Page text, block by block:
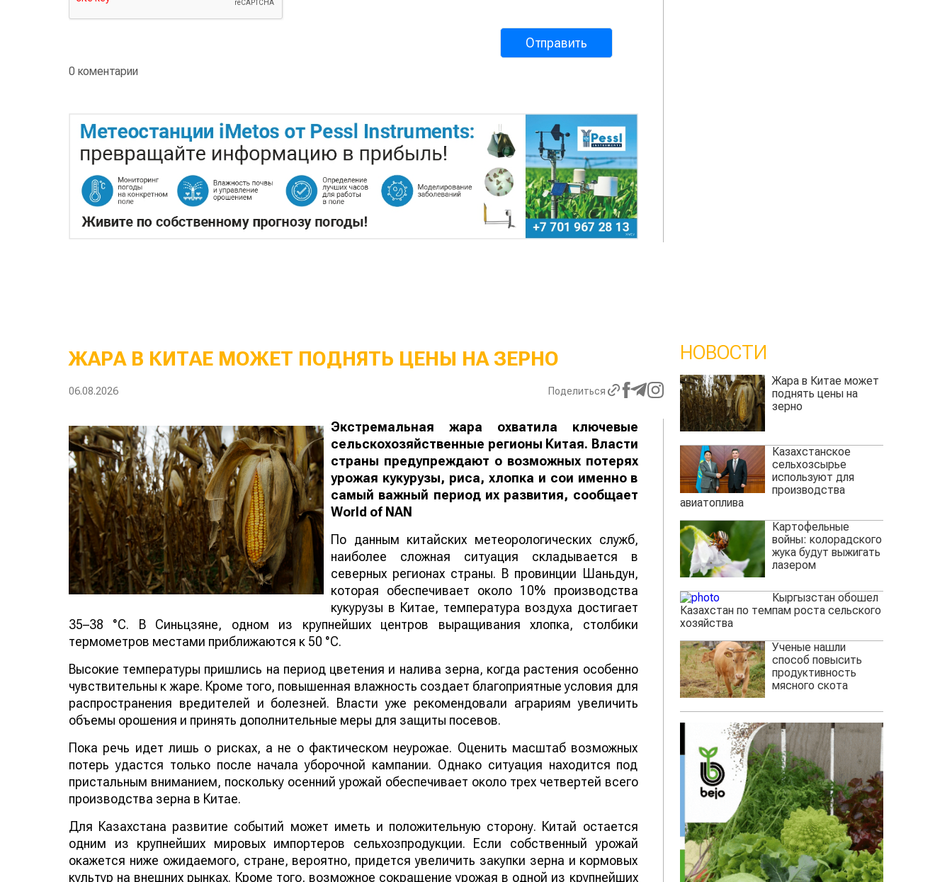
0 коментарии
ЖАРА В КИТАЕ МОЖЕТ ПОДНЯТЬ ЦЕНЫ НА ЗЕРНО
06.08.2026 Поделиться
Экстремальная жара охватила ключевые
сельскохозяйственные регионы Китая. Власти
страны предупреждают о возможных потерях
урожая кукурузы, риса, хлопка и сои именно в
самый важный период их развития, сообщает
World of NAN
По данным китайских метеорологических служб,
наиболее сложная ситуация складывается в
северных регионах страны. В провинции Шаньдун,
которая обеспечивает около 10% производства
кукурузы в Китае, температура воздуха достигает
35–38 °C. В Синьцзяне, одном из крупнейших центров выращивания хлопка, столбики
термометров местами приближаются к 50 °C.
Высокие температуры пришлись на период цветения и налива зерна, когда растения особенно
чувствительны к жаре. Кроме того, повышенная влажность создает благоприятные условия для
распространения вредителей и болезней. Власти уже рекомендовали аграриям увеличить
объемы орошения и принять дополнительные меры для защиты посевов.
Пока речь идет лишь о рисках, а не о фактическом неурожае. Оценить масштаб возможных
потерь удастся только после начала уборочной кампании. Однако ситуация находится под
пристальным вниманием, поскольку осенний урожай обеспечивает около трех четвертей всего
производства зерна в Китае.
Для Казахстана развитие событий может иметь и положительную сторону. Китай остается
одним из крупнейших мировых импортеров сельхозпродукции. Если собственный урожай
окажется ниже ожидаемого, стране, вероятно, придется увеличить закупки зерна и кормовых
культур на внешних рынках. Кроме того, возможное сокращение урожая в одной из крупнейших
НОВОСТИ
Жара в Китае может
поднять цены на
зерно
Казахстанское
сельхозсырье
используют для
производства
авиатоплива
Картофельные
войны: колорадского
жука будут выжигать
лазером
Кыргызстан обошел
Казахстан по темпам роста сельского
хозяйства
Ученые нашли
способ повысить
продуктивность
мясного скота